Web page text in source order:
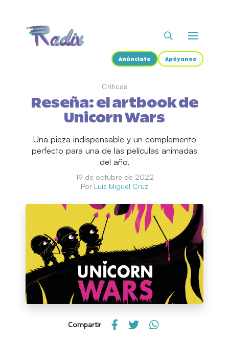
Anúnciate Apóyanos
Críticas
Reseña: el artbook de
Unicorn Wars
Una pieza indispensable y un complemento
perfecto para una de las películas animadas
del año.
19 de octubre de 2022
Por Luis Miguel Cruz
Compartir